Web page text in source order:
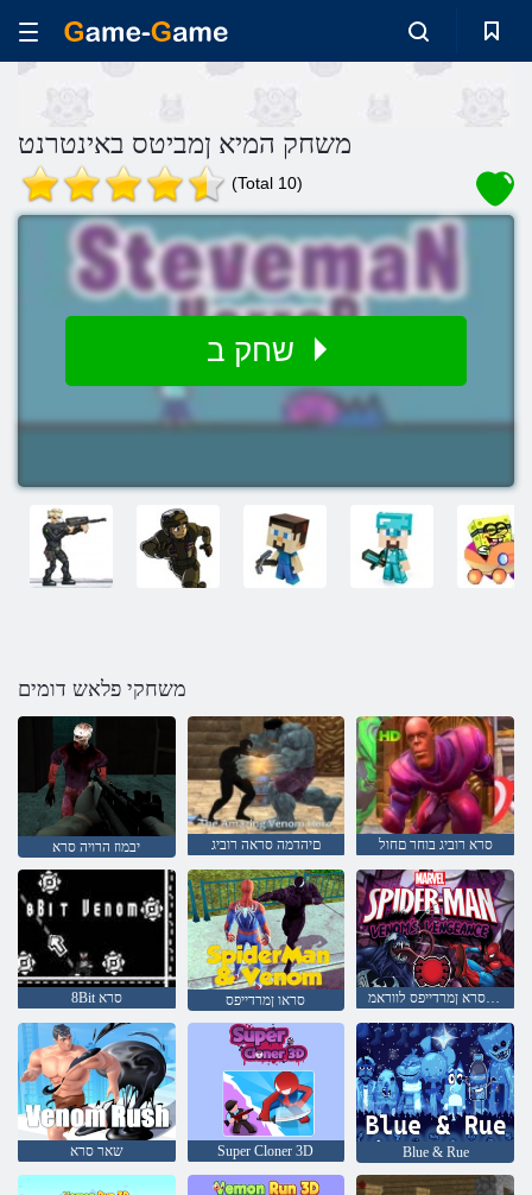
משחק המיא ןמביטס באינטרנט
(Total 10)
משחקי פלאש דומים
יבמוז הרויה סרא םיהדמה סראה רוביג סרא רוביג בוחר םחול
8Bit סרא סראו ןמרדייפס המקנ סרא ןמרדייפס לווראמ
שאר סרא Super Cloner 3D Blue & Rue